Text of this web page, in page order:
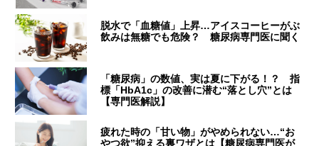
脱水で「血糖値」上昇…アイスコーヒーがぶ
飲みは無糖でも危険？ 糖尿病専門医に聞く
「糖尿病」の数値、実は夏に下がる！？ 指
標「HbA1c」の改善に潜む“落とし穴”とは
【専門医解説】
疲れた時の「甘い物」がやめられない…“お
やつ欲”抑える裏ワザとは【糖尿病専門医が